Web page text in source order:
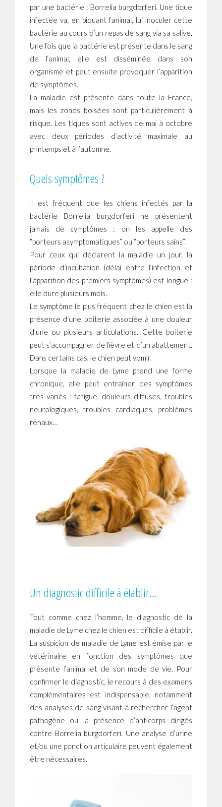
par une bactérie : Borrelia burgdorferi. Une tique
infectée va, en piquant l’animal, lui inoculer cette
bactérie au cours d’un repas de sang via sa salive.
Une fois que la bactérie est présente dans le sang
de l’animal, elle est disséminée dans son
organisme et peut ensuite provoquer l’apparition
de symptômes.
La maladie est présente dans toute la France,
mais les zones boisées sont particulièrement à
risque. Les tiques sont actives de mai à octobre
avec deux périodes d’activité maximale au
printemps et à l’automne.
Quels symptômes ?
Il est fréquent que les chiens infectés par la
bactérie Borrelia burgdorferi ne présentent
jamais de symptômes : on les appelle des
“porteurs asymptomatiques” ou “porteurs sains”.
Pour ceux qui déclarent la maladie un jour, la
période d’incubation (délai entre l’infection et
l’apparition des premiers symptômes) est longue :
elle dure plusieurs mois.
Le symptôme le plus fréquent chez le chien est la
présence d’une boiterie associée à une douleur
d’une ou plusieurs articulations. Cette boiterie
peut s’accompagner de fièvre et d’un abattement.
Dans certains cas, le chien peut vomir.
Lorsque la maladie de Lyme prend une forme
chronique, elle peut entraîner des symptômes
très variés : fatigue, douleurs diffuses, troubles
neurologiques, troubles cardiaques, problèmes
rénaux…
Un diagnostic difficile à établir…
Tout comme chez l’homme, le diagnostic de la
maladie de Lyme chez le chien est difficile à établir.
La suspicion de maladie de Lyme est émise par le
vétérinaire en fonction des symptômes que
présente l’animal et de son mode de vie. Pour
confirmer le diagnostic, le recours à des examens
complémentaires est indispensable, notamment
des analyses de sang visant à rechercher l’agent
pathogène ou la présence d’anticorps dirigés
contre Borrelia burgdorferi. Une analyse d’urine
et/ou une ponction articulaire peuvent également
être nécessaires.